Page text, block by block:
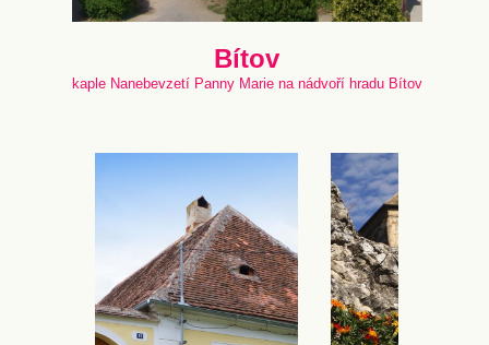
Bítov
kaple Nanebevzetí Panny Marie na nádvoří hradu Bítov